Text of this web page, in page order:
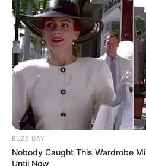
BUZZ DAY
Nobody Caught This Wardrobe
Until Now